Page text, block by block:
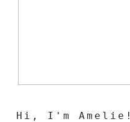
Hi, I'm Amelie!